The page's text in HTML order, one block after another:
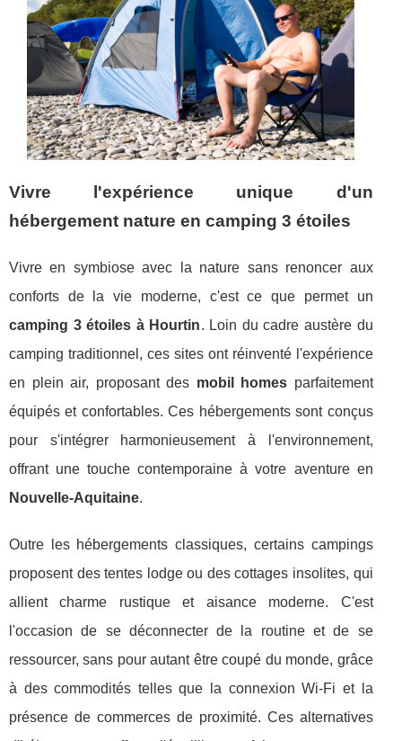
Vivre l'expérience unique d'un
hébergement nature en camping 3 étoiles
Vivre en symbiose avec la nature sans renoncer aux
conforts de la vie moderne, c'est ce que permet un
camping 3 étoiles à Hourtin. Loin du cadre austère du
camping traditionnel, ces sites ont réinventé l'expérience
en plein air, proposant des mobil homes parfaitement
équipés et confortables. Ces hébergements sont conçus
pour s'intégrer harmonieusement à l'environnement,
offrant une touche contemporaine à votre aventure en
Nouvelle-Aquitaine.
Outre les hébergements classiques, certains campings
proposent des tentes lodge ou des cottages insolites, qui
allient charme rustique et aisance moderne. C'est
l'occasion de se déconnecter de la routine et de se
ressourcer, sans pour autant être coupé du monde, grâce
à des commodités telles que la connexion Wi-Fi et la
présence de commerces de proximité. Ces alternatives